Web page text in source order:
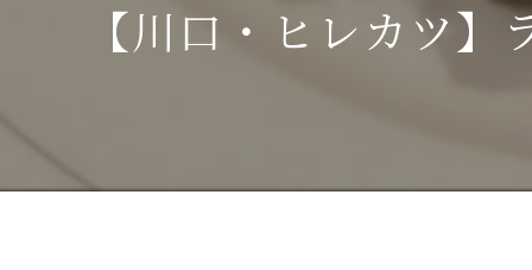
ドリンク
【川口・ヒレカツ